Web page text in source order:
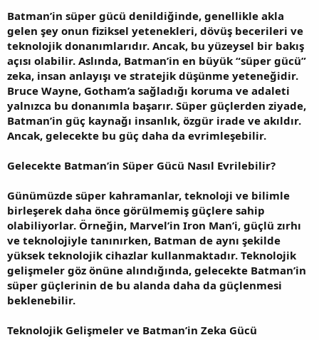
Batman’in süper gücü denildiğinde, genellikle akla
gelen şey onun fiziksel yetenekleri, dövüş becerileri ve
teknolojik donanımlarıdır. Ancak, bu yüzeysel bir bakış
açısı olabilir. Aslında, Batman’in en büyük “süper gücü”
zeka, insan anlayışı ve stratejik düşünme yeteneğidir.
Bruce Wayne, Gotham’a sağladığı koruma ve adaleti
yalnızca bu donanımla başarır. Süper güçlerden ziyade,
Batman’in güç kaynağı insanlık, özgür irade ve akıldır.
Ancak, gelecekte bu güç daha da evrimleşebilir.
Gelecekte Batman’in Süper Gücü Nasıl Evrilebilir?
Günümüzde süper kahramanlar, teknoloji ve bilimle
birleşerek daha önce görülmemiş güçlere sahip
olabiliyorlar. Örneğin, Marvel’in Iron Man’i, güçlü zırhı
ve teknolojiyle tanınırken, Batman de aynı şekilde
yüksek teknolojik cihazlar kullanmaktadır. Teknolojik
gelişmeler göz önüne alındığında, gelecekte Batman’in
süper güçlerinin de bu alanda daha da güçlenmesi
beklenebilir.
Teknolojik Gelişmeler ve Batman’in Zeka Gücü